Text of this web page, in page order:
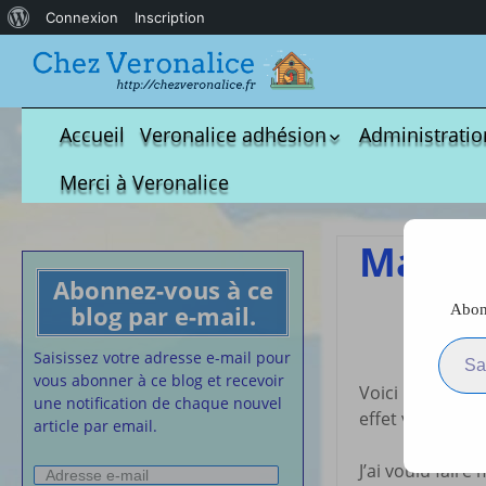
Accueil
Veronalice adhésion
Qui est-elle ?
Adhésion demandes
S.M.I.C et
Affiches
Convention
Lettres Types
Projet
calendrier des
Vaccination
Cartes de
Merci à Veronalice
Abonnez-vous à ce
blog par e-mail.
Saisissez votre adresse e-mail pour
vous abonner à ce blog et recevoir
une notification de chaque nouvel
article par email.
Adresse
Voici une
effet vous
J’ai voulu
Saisissez votre adresse
propos
Connexion Inscription